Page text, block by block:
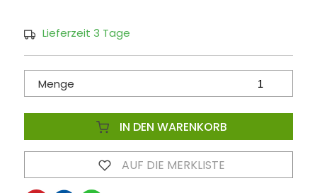
Lieferzeit 3 Tage
Menge
IN DEN WARENKORB
AUF DIE MERKLISTE